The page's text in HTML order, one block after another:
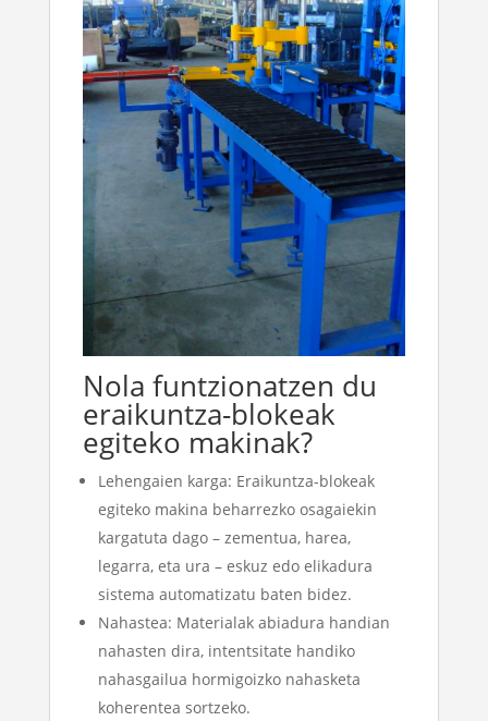
Nola funtzionatzen du
eraikuntza-blokeak
egiteko makinak?
Lehengaien karga: Eraikuntza-blokeak
egiteko makina beharrezko osagaiekin
kargatuta dago – zementua, harea,
legarra, eta ura – eskuz edo elikadura
sistema automatizatu baten bidez.
Nahastea: Materialak abiadura handian
nahasten dira, intentsitate handiko
nahasgailua hormigoizko nahasketa
koherentea sortzeko.